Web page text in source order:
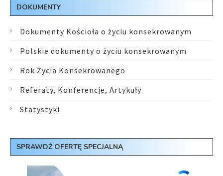
DOKUMENTY
Dokumenty Kościoła o życiu konsekrowanym
Polskie dokumenty o życiu konsekrowanym
Rok Życia Konsekrowanego
Referaty, Konferencje, Artykuły
Statystyki
SPRAWDŹ OFERTĘ SPECJALNĄ